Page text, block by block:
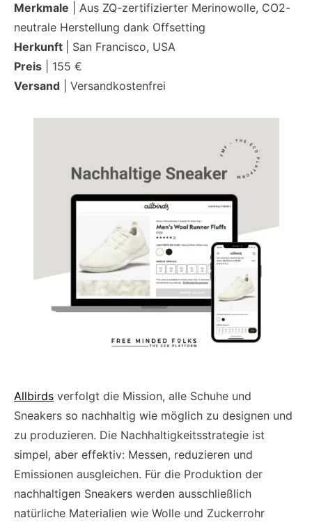
Merkmale | Aus ZQ-zertifizierter Merinowolle, CO2-
neutrale Herstellung dank Offsetting
Herkunft
| San Francisco, USA
Preis | 155 €
Versand | Versandkostenfrei
Allbirds verfolgt die Mission, alle Schuhe und
Sneakers so nachhaltig wie möglich zu designen und
zu produzieren. Die Nachhaltigkeitsstrategie ist
simpel, aber effektiv: Messen, reduzieren und
Emissionen ausgleichen. Für die Produktion der
nachhaltigen Sneakers werden ausschließlich
natürliche Materialien wie Wolle und Zuckerrohr